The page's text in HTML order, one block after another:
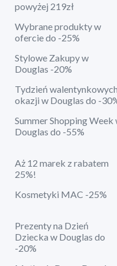
powyżej 219zł
Wybrane produkty w
ofercie do -25%
Stylowe Zakupy w
Douglas -20%
Tydzień walentynkowych
okazji w Douglas do -
Summer Shopping Week
Douglas do -55%
Aż 12 marek z rabatem
25%!
Kosmetyki MAC -25%
Prezenty na Dzień
Dziecka w Douglas do
-20%